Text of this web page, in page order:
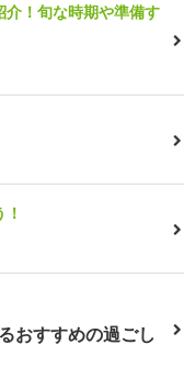
！旬な時期や準備す
おすすめの過ごし